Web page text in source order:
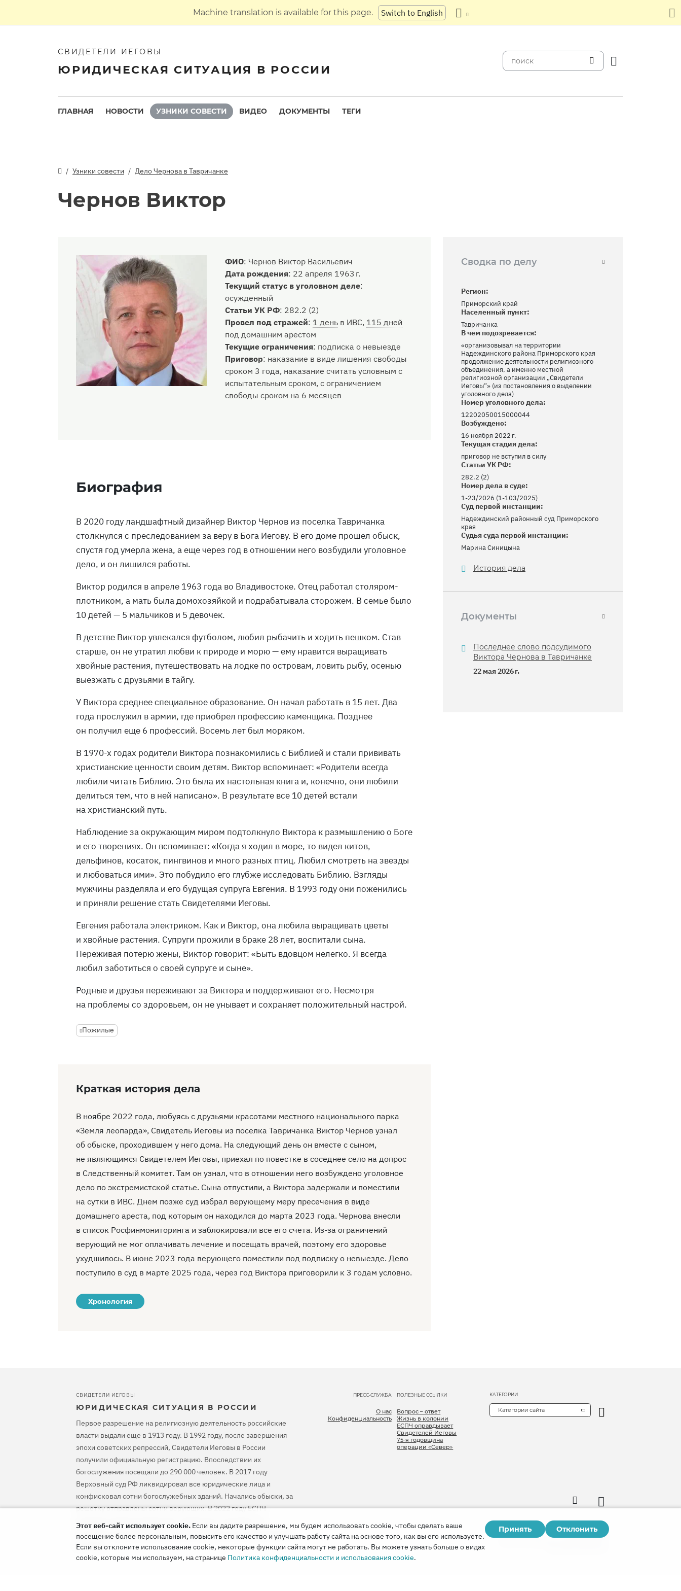
Machine translation is available for this page. Switch to English
СВИДЕТЕЛИ ИЕГОВЫ
ЮРИДИЧЕСКАЯ СИТУАЦИЯ В РОССИИ
ГЛАВНАЯ НОВОСТИ УЗНИКИ СОВЕСТИ ВИДЕО ДОКУМЕНТЫ ТЕГИ
Узники совести Дело Чернова в Тавричанке
Чернов Виктор
ФИО: Чернов Виктор Васильевич
Дата рождения: 22 апреля 1963 г.
Текущий статус в уголовном деле:
осужденный
Статьи УК РФ: 282.2 (2)
Провел под стражей: 1 день в ИВС, 115 дней
под домашним арестом
Текущие ограничения: подписка о невыезде
Приговор: наказание в виде лишения свободы
сроком 3 года, наказание считать условным с
испытательным сроком, с ограничением
свободы сроком на 6 месяцев
Биография
В 2020 году ландшафтный дизайнер Виктор Чернов из поселка Тавричанка
столкнулся с преследованием за веру в Бога Иегову. В его доме прошел обыск,
спустя год умерла жена, а еще через год в отношении него возбудили уголовное
дело, и он лишился работы.
Виктор родился в апреле 1963 года во Владивостоке. Отец работал столяром-
плотником, а мать была домохозяйкой и подрабатывала сторожем. В семье было
10 детей — 5 мальчиков и 5 девочек.
В детстве Виктор увлекался футболом, любил рыбачить и ходить пешком. Став
старше, он не утратил любви к природе и морю — ему нравится выращивать
хвойные растения, путешествовать на лодке по островам, ловить рыбу, осенью
выезжать с друзьями в тайгу.
У Виктора среднее специальное образование. Он начал работать в 15 лет. Два
года прослужил в армии, где приобрел профессию каменщика. Позднее
он получил еще 6 профессий. Восемь лет был моряком.
В 1970-х годах родители Виктора познакомились с Библией и стали прививать
христианские ценности своим детям. Виктор вспоминает: «Родители всегда
любили читать Библию. Это была их настольная книга и, конечно, они любили
делиться тем, что в ней написано». В результате все 10 детей встали
на христианский путь.
Наблюдение за окружающим миром подтолкнуло Виктора к размышлению о Боге
и его творениях. Он вспоминает: «Когда я ходил в море, то видел китов,
дельфинов, косаток, пингвинов и много разных птиц. Любил смотреть на звезды
и любоваться ими». Это побудило его глубже исследовать Библию. Взгляды
мужчины разделяла и его будущая супруга Евгения. В 1993 году они поженились
и приняли решение стать Свидетелями Иеговы.
Евгения работала электриком. Как и Виктор, она любила выращивать цветы
и хвойные растения. Супруги прожили в браке 28 лет, воспитали сына.
Переживая потерю жены, Виктор говорит: «Быть вдовцом нелегко. Я всегда
любил заботиться о своей супруге и сыне».
Родные и друзья переживают за Виктора и поддерживают его. Несмотря
на проблемы со здоровьем, он не унывает и сохраняет положительный настрой.
Пожилые
Краткая история дела
В ноябре 2022 года, любуясь с друзьями красотами местного национального парка
«Земля леопарда», Свидетель Иеговы из поселка Тавричанка Виктор Чернов узнал
об обыске, проходившем у него дома. На следующий день он вместе с сыном,
не являющимся Свидетелем Иеговы, приехал по повестке в соседнее село на допрос
в Следственный комитет. Там он узнал, что в отношении него возбуждено уголовное
дело по экстремистской статье. Сына отпустили, а Виктора задержали и поместили
на сутки в ИВС. Днем позже суд избрал верующему меру пресечения в виде
домашнего ареста, под которым он находился до марта 2023 года. Чернова внесли
в список Росфинмониторинга и заблокировали все его счета. Из-за ограничений
верующий не мог оплачивать лечение и посещать врачей, поэтому его здоровье
ухудшилось. В июне 2023 года верующего поместили под подписку о невыезде. Дело
поступило в суд в марте 2025 года, через год Виктора приговорили к 3 годам условно.
Хронология
Сводка по делу
Регион:
Приморский край
Населенный пункт:
Тавричанка
В чем подозревается:
«организовывал на территории
Надеждинского района Приморского края
продолжение деятельности религиозного
объединения, а именно местной
религиозной организации „Свидетели
Иеговы“» (из постановления о выделении
уголовного дела)
Номер уголовного дела:
12202050015000044
Возбуждено:
16 ноября 2022 г.
Текущая стадия дела:
приговор не вступил в силу
Статьи УК РФ:
282.2 (2)
Номер дела в суде:
1-23/2026 (1-103/2025)
Суд первой инстанции:
Надеждинский районный суд Приморского
края
Судья суда первой инстанции:
Марина Синицына
История дела
Документы
Последнее слово подсудимого
Виктора Чернова в Тавричанке
22 мая 2026 г.
СВИДЕТЕЛИ ИЕГОВЫ
ЮРИДИЧЕСКАЯ СИТУАЦИЯ В РОССИИ
Первое разрешение на религиозную деятельность российские
власти выдали еще в 1913 году. В 1992 году, после завершения
эпохи советских репрессий, Свидетели Иеговы в России
получили официальную регистрацию. Впоследствии их
богослужения посещали до 290 000 человек. В 2017 году
Верховный суд РФ ликвидировал все юридические лица и
конфисковал сотни богослужебных зданий. Начались обыски, за
решетку отправлены сотни верующих. В 2022 году ЕСПЧ
оправдал Свидетелей Иеговы, предписал остановить их
уголовное преследование и компенсировать весь причиненный
им вред.
ПРЕСС-СЛУЖБА
О нас
Конфиденциальность
ПОЛЕЗНЫЕ ССЫЛКИ
Вопрос – ответ
Жизнь в колонии
ЕСПЧ оправдывает
Свидетелей Иеговы
75-я годовщина
операции «Север»
КАТЕГОРИИ
Категории сайта
Этот веб-сайт использует cookie. Если вы дадите разрешение, мы будем использовать cookie, чтобы сделать ваше
посещение более персональным, повысить его качество и улучшать работу сайта на основе того, как вы его используете.
Если вы отклоните использование cookie, некоторые функции сайта могут не работать. Вы можете узнать больше о видах
cookie, которые мы используем, на странице Политика конфиденциальности и использования cookie.
Принять Отклонить